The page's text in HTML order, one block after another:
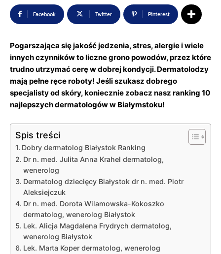
Facebook Twitter Pinterest
Pogarszająca się jakość jedzenia, stres, alergie i wiele
innych czynników to liczne grono powodów, przez które
trudno utrzymać cerę w dobrej kondycji. Dermatolodzy
mają pełne ręce roboty! Jeśli szukasz dobrego
specjalisty od skóry, koniecznie zobacz nasz ranking 10
najlepszych dermatologów w Białymstoku!
Spis treści
Dobry dermatolog Białystok Ranking
Dr n. med. Julita Anna Krahel dermatolog,
wenerolog
Dermatolog dziecięcy Białystok dr n. med. Piotr
Aleksiejczuk
Dr n. med. Dorota Wilamowska-Kokoszko
dermatolog, wenerolog Białystok
Lek. Alicja Magdalena Frydrych dermatolog,
wenerolog Białystok
Lek. Marta Koper dermatolog, wenerolog